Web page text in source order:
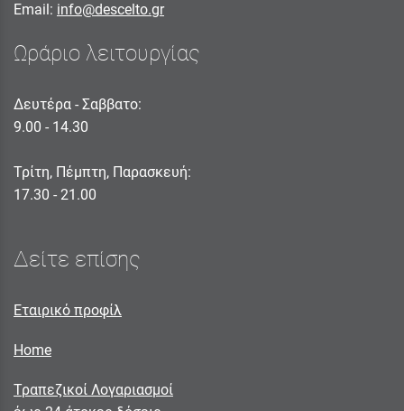
Email: info@descelto.gr
Ωράριο λειτουργίας
Δευτέρα - Σαββατο:
9.00 - 14.30
Τρίτη, Πέμπτη, Παρασκευή:
17.30 - 21.00
Δείτε επίσης
Εταιρικό προφίλ
Home
Τραπεζικοί Λογαριασμοί